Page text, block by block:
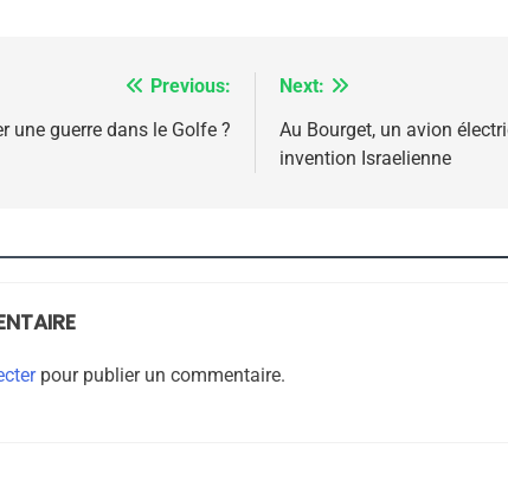
Previous:
une guerre dans le Golfe ?
Next:
Au Bourget, un avion
invention Israelienne
pour publier un commentaire.
QUI NOUS MANQUE – Jacques Hadida